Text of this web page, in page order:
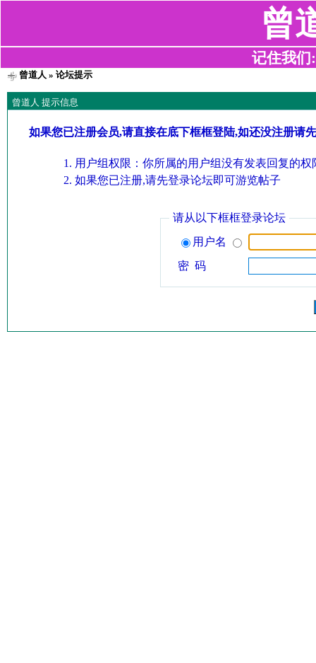
曾
记住我们
曾道人 » 论坛提示
曾道人 提示信息
如果您已注册会员,请直接在底下框框登陆,如还没注册请
用户组权限：你所属的用户组没有发表回复的权
如果您已注册,请先登录论坛即可游览帖子
请从以下框框登录论坛
用户名
密 码